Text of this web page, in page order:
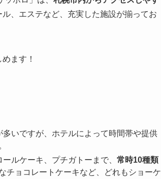
、エステなど、充実した施設が揃ってお
ます！
いですが、ホテルによって時間帯や提供
ルケーキ、プチガトーまで、 常時10種類
チョコレートケーキなど、どれもショーケ